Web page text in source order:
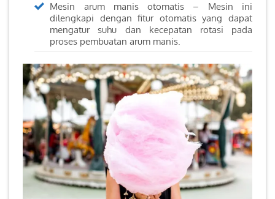
Mesin arum manis otomatis – Mesin ini
dilengkapi dengan fitur otomatis yang dapat
mengatur suhu dan kecepatan rotasi pada
proses pembuatan arum manis.